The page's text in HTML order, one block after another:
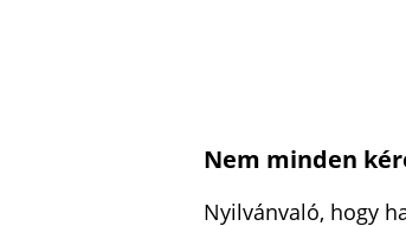
Nem minden
Nyilvánvaló, hogy